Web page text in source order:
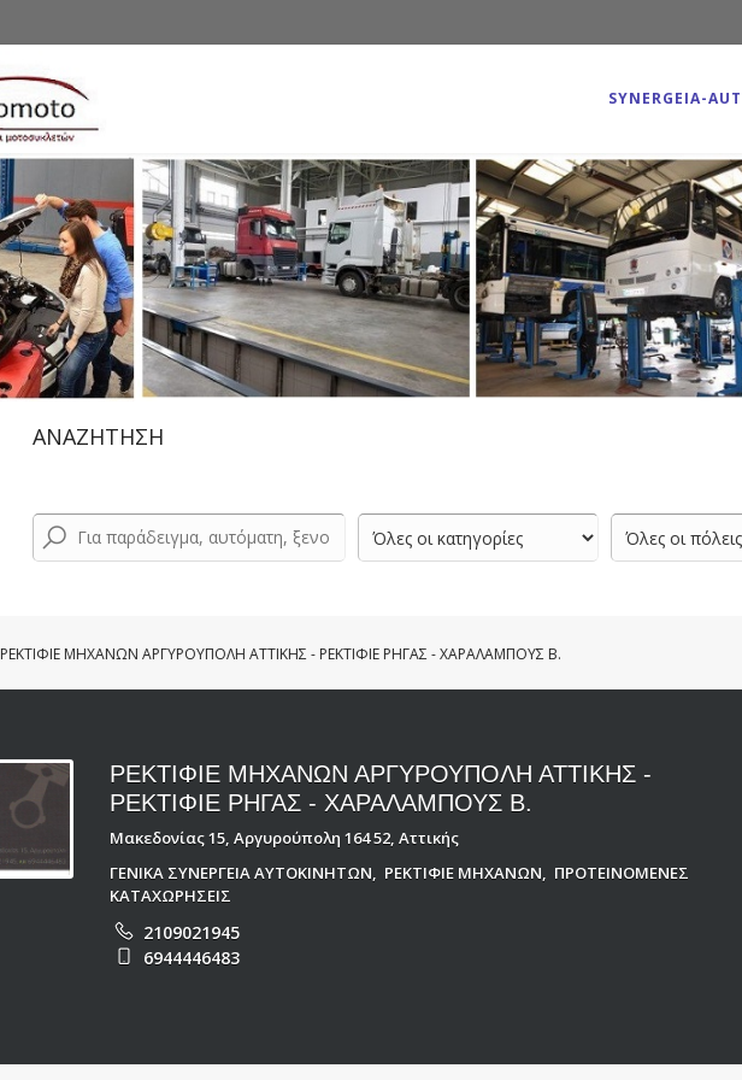
SYNERGEIA-
ΑΝΑΖΗΤΗΣΗ
ΡΕΚΤΙΦΙΕ ΜΗΧΑΝΩΝ ΑΡΓΥΡΟΥΠΟΛΗ ΑΤΤΙΚΗΣ - ΡΕΚΤΙΦΙΕ ΡΗΓΑΣ - ΧΑΡΑΛΑΜΠΟΥΣ Β.
ΡΕΚΤΙΦΙΕ ΜΗΧΑΝΩΝ ΑΡΓΥΡΟΥΠΟΛΗ ΑΤΤΙΚΗΣ -
ΡΕΚΤΙΦΙΕ ΡΗΓΑΣ - ΧΑΡΑΛΑΜΠΟΥΣ Β.
Μακεδονίας 15, Αργυρούπολη 164 52, Αττικής
ΓΕΝΙΚΑ ΣΥΝΕΡΓΕΙΑ ΑΥΤΟΚΙΝΗΤΩΝ
ΡΕΚΤΙΦΙΕ ΜΗΧΑΝΩΝ
ΠΡΟΤΕΙΝΟΜΕΝΕΣ
ΚΑΤΑΧΩΡΗΣΕΙΣ
2109021945
6944446483